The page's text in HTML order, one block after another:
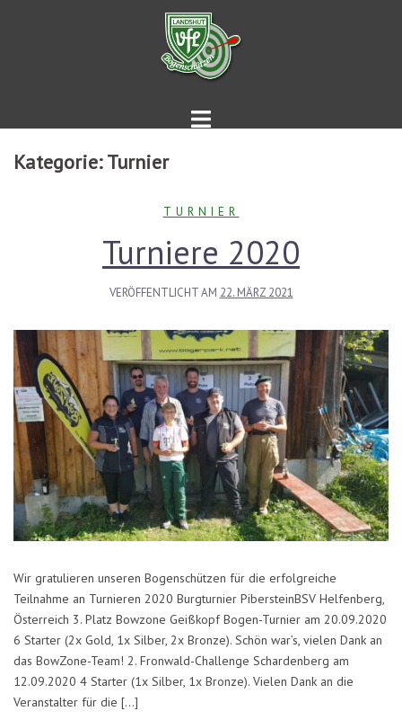
Kategorie:Turnier
TURNIER
Turniere 2020
VERÖFFENTLICHT AM 22. MÄRZ 2021
Wir gratulieren unseren Bogenschützen für die erfolgreiche
Teilnahme an Turnieren 2020 Burgturnier PibersteinBSV Helfenberg,
Österreich 3. Platz Bowzone Geißkopf Bogen-Turnier am 20.09.2020
6 Starter (2x Gold, 1x Silber, 2x Bronze). Schön war’s, vielen Dank an
das BowZone-Team! 2. Fronwald-Challenge Schardenberg am
12.09.2020 4 Starter (1x Silber, 1x Bronze). Vielen Dank an die
Veranstalter für die […]